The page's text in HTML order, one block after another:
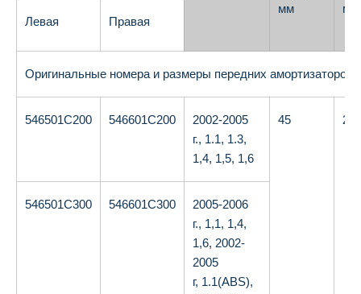
мм
мм
Левая
Правая
Оригинальные номера и размеры передних амортизаторов
546501С200 546601С200
2002-2005
г., 1.1, 1.3,
1,4, 1,5, 1,6
45 20
546501С300 546601С300
2005-2006
г., 1,1, 1,4,
1,6, 2002-
2005
г, 1.1(ABS),